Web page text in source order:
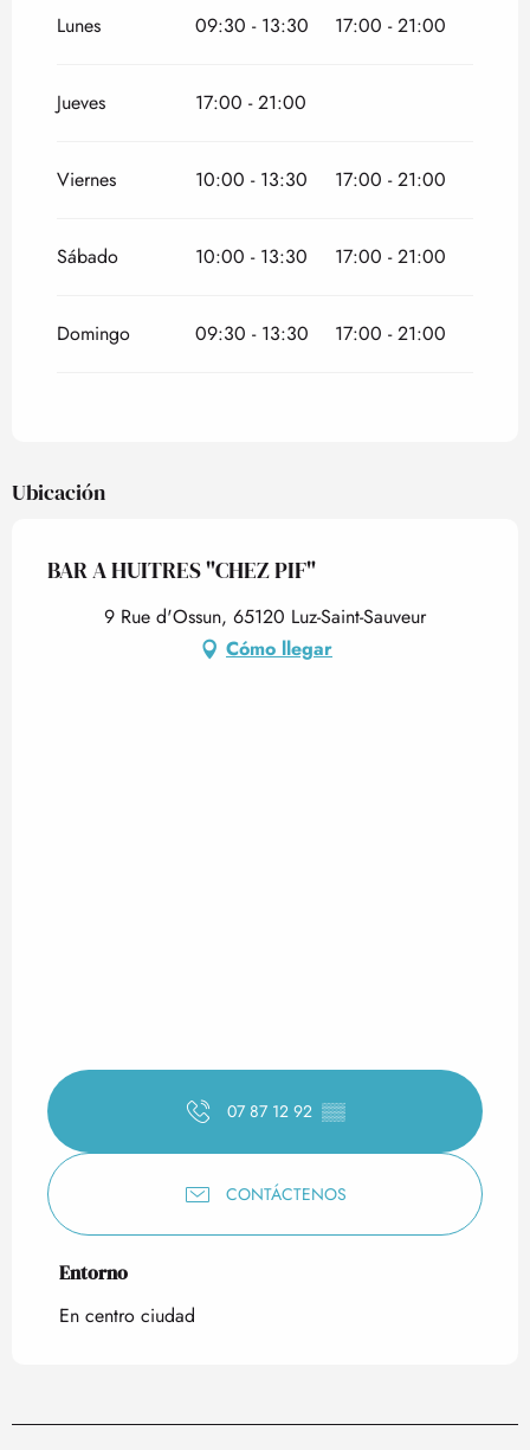
Todo el año 2027
Lunes 09:30 - 13:30 17:00 - 21:00
Jueves 17:00 - 21:00
Viernes 10:00 - 13:30 17:00 - 21:00
Sábado 10:00 - 13:30 17:00 - 21:00
Domingo 09:30 - 13:30 17:00 - 21:00
Ubicación
BAR A HUITRES "CHEZ PIF"
9 Rue d'Ossun, 65120 Luz-Saint-Sauveur
Cómo llegar
07 87 12 92 ▒▒
CONTÁCTENOS
Entorno
Entorno
En centro ciudad